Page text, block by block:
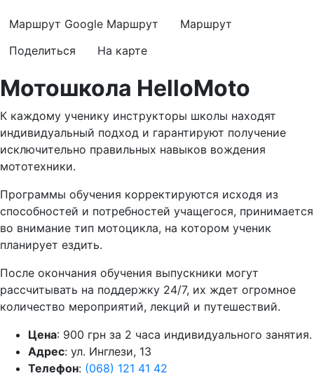
Маршрут Google Маршрут
Маршрут
Поделиться
На карте
Мотошкола HelloMoto
К каждому ученику инструкторы школы находят
индивидуальный подход и гарантируют получение
исключительно правильных навыков вождения
мототехники.
Программы обучения корректируются исходя из
способностей и потребностей учащегося, принимается
во внимание тип мотоцикла, на котором ученик
планирует ездить.
После окончания обучения выпускники могут
рассчитывать на поддержку 24/7, их ждет огромное
количество мероприятий, лекций и путешествий.
Цена: 900 грн за 2 часа индивидуального занятия.
Адрес: ул. Инглези, 13
Телефон: (068) 121 41 42